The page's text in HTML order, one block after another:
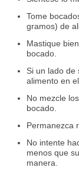
Tome
gramos) de
Mastique
bocado.
Si un lado de
alimento en
No mezcle
bocado.
Permanezca
No intente
menos que
manera.